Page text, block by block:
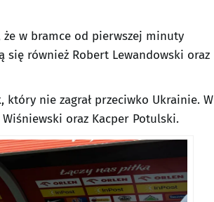
że w bramce od pierwszej minuty
się również Robert Lewandowski oraz
nie zagrał przeciwko Ukrainie. W
oraz Kacper Potulski.